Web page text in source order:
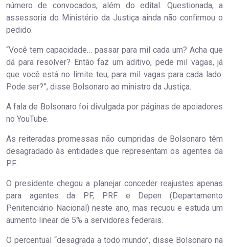
número de convocados, além do edital. Questionada, a
assessoria do Ministério da Justiça ainda não confirmou o
pedido.
“Você tem capacidade… passar para mil cada um? Acha que
dá para resolver? Então faz um aditivo, pede mil vagas, já
que você está no limite teu, para mil vagas para cada lado.
Pode ser?”, disse Bolsonaro ao ministro da Justiça.
A fala de Bolsonaro foi divulgada por páginas de apoiadores
no YouTube.
As reiteradas promessas não cumpridas de Bolsonaro têm
desagradado às entidades que representam os agentes da
PF.
O presidente chegou a planejar conceder reajustes apenas
para agentes da PF, PRF e Depen (Departamento
Penitenciário Nacional) neste ano, mas recuou e estuda um
aumento linear de 5% a servidores federais.
O percentual “desagrada a todo mundo”, disse Bolsonaro na